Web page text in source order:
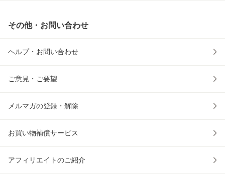
その他・お問い合わせ
ヘルプ・お問い合わせ
ご意見・ご要望
メルマガの登録・解除
お買い物補償サービス
アフィリエイトのご紹介